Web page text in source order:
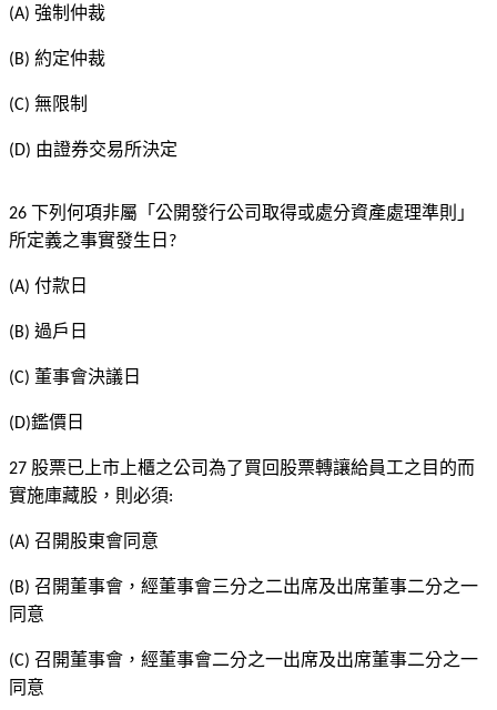
(A) 強制仲裁
(B) 約定仲裁
(C) 無限制
(D) 由證券交易所決定
26 下列何項非屬「公開發行公司取得或處分資產處理準則」
所定義之事實發生日 ?
(A) 付款日
(B) 過戶日
(C) 董事會決議日
(D)鑑價日
27 股票已上市上櫃之公司為了買回股票轉讓給員工之目的而
實施庫藏股，則必須:
(A) 召開股東會同意
(B) 召開董事會，經董事會三分之二出席及出席董事二分之一
同意
(C) 召開董事會，經董事會二分之一出席及出席董事二分之一
同意